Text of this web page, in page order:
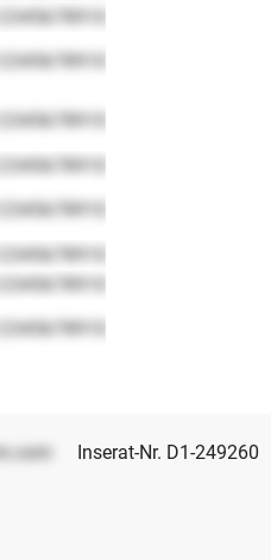
12345678910
12345678910
12345678910
12345678910
12345678910
12345678910
12345678910
12345678910
Inserat-Nr. D1-249260